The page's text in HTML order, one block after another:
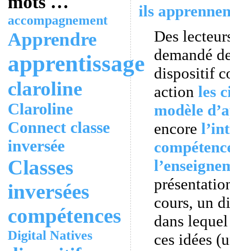
accompagnement
Apprendre
apprentissage
claroline
Claroline
Connect classe
inversée
Classes
inversées
compétences
Digital Natives
ils
Des
demandé
dispositif
action les
modèle
encore
cours, un
dans
ces idées